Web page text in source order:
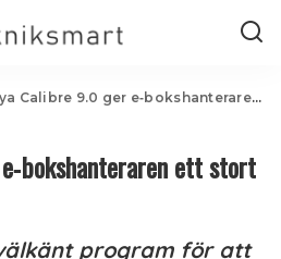
Calibre 9.0 ger e‑bokshanteraren ett stort lyft
ett stort
program för att